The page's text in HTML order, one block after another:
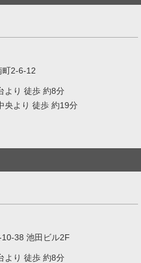
町2-6-12
より 徒歩 約8分
央より 徒歩 約19分
38 池田ビル2F
より 徒歩 約8分